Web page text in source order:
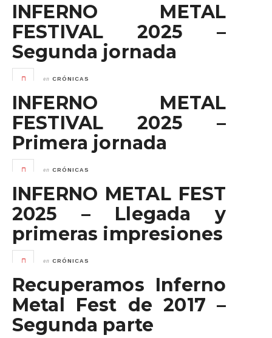
INFERNO METAL
FESTIVAL 2025 –
Segunda jornada
en CRÓNICAS
INFERNO METAL
FESTIVAL 2025 –
Primera jornada
en CRÓNICAS
INFERNO METAL FEST
2025 – Llegada y
primeras impresiones
en CRÓNICAS
Recuperamos Inferno
Metal Fest de 2017 –
Segunda parte